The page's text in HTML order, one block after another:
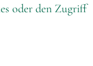
oder den Zugriff